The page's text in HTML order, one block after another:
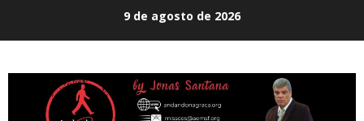
9 de agosto de 2026